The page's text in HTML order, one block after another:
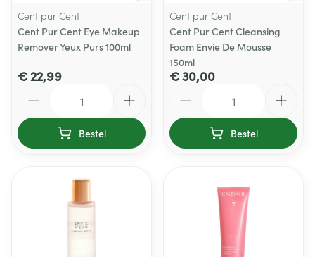
Cent pur Cent
Cent Pur Cent Eye Makeup
Remover Yeux Purs 100ml
€ 22,99
Bestel
Cent pur Cent
Cent Pur Cent Cleansing
Foam Envie De Mousse
150ml
€ 30,00
Bestel